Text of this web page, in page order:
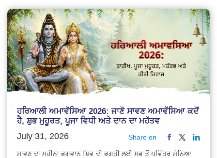
ਹਰਿਆਲੀ ਅਮਾਵੱਸਿਆ 2026: ਜਾਣੋ ਸਾਵਣ ਅਮਾਵੱਸਿਆ ਕਦੋਂ
ਹੈ, ਸ਼ੁਭ ਮੁਹੂਰਤ, ਪੂਜਾ ਵਿਧੀ ਅਤੇ ਦਾਨ ਦਾ ਮਹੱਤਵ
July 31, 2026 Share on
ਸਾਵਣ ਦਾ ਮਹੀਨਾ ਭਗਵਾਨ ਸ਼ਿਵ ਦੀ ਭਗਤੀ ਲਈ ਸਭ ਤੋਂ ਪਵਿੱਤਰ ਮੰਨਿਆ